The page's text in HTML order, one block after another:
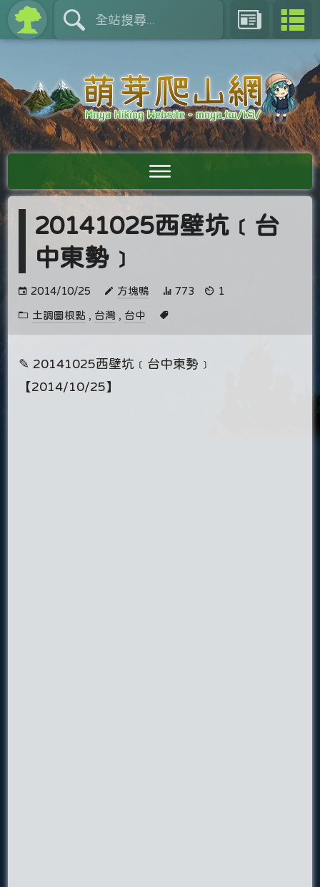
20141025西壁坑﹝台
中東勢﹞
2014/10/25 方塊鴨 773 1
土調圖根點 , 台灣 , 台中
✎ 20141025西壁坑﹝台中東勢﹞
【2014/10/25】